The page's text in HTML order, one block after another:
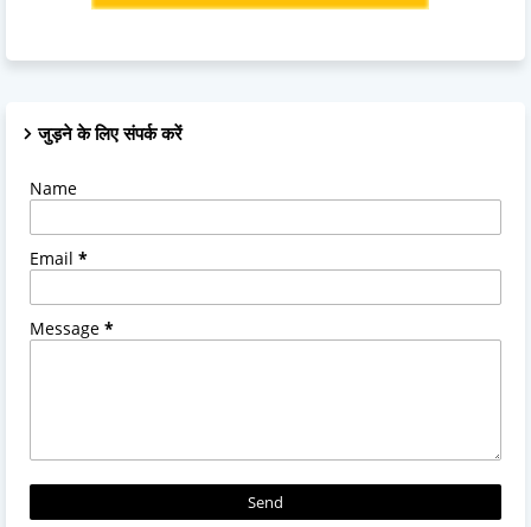
जुड़ने के लिए संपर्क करें
Name
Email *
Message *